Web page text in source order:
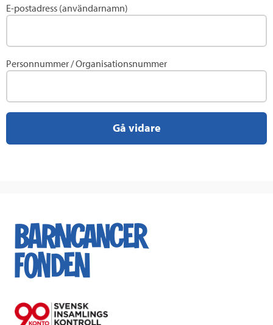
Fyll
ett
E-postadress (användarnamn)
Personnummer / Organisationsnummer
Gå vidare